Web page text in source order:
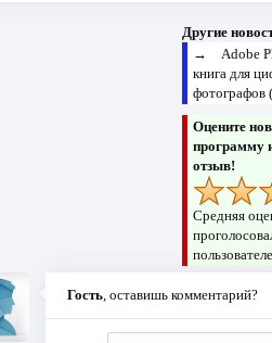
Другие
→ Adobe
книга для
фотографов
Оцените
программу
отзыв!
Средняя
Гость, оставишь комментарий?